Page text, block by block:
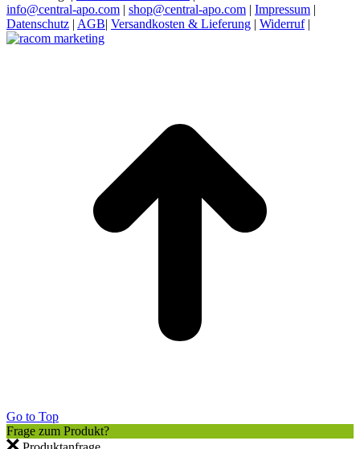
info@central-apo.com | shop@central-apo.com | Impressum |
Datenschutz | AGB| Versandkosten & Lieferung | Widerruf|
Go to Top
Frage zum Produkt?